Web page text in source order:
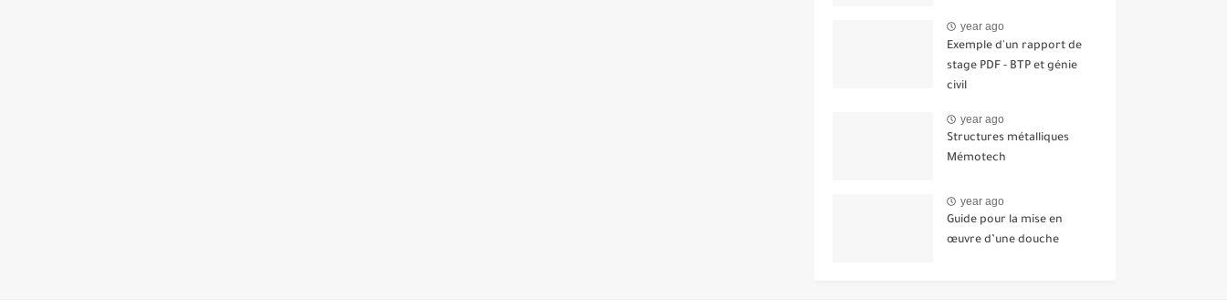
year ago
Exemple d'un rapport de
stage PDF - BTP et génie
civil
year ago
Structures métalliques
Mémotech
year ago
Guide pour la mise en
œuvre d’une douche